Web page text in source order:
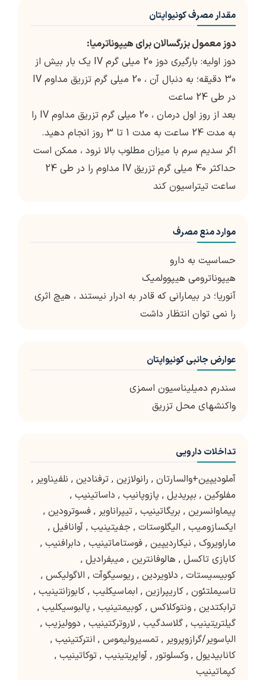
مقدار مصرف کونیواپتان
دوز معمول بزرگسالان برای هیپوناترمیا:
دوز اولیه: بارگیری دوز 20 میلی گرم IV یک بار بیش از
30 دقیقه؛ به دنبال آن ، 20 میلی گرم تزریق مداوم IV
در طی 24 ساعت
بعد از روز اول درمان ، 20 میلی گرم تزریق مداوم IV را
به مدت 24 ساعت به مدت 1 تا 3 روز انجام دهید.
اگر سدیم سرم با میزان مطلوب بالا نرود ، ممکن است
حداکثر 40 میلی گرم تزریق IV مداوم را در طی 24
ساعت تیتراسیون کند
موارد منع مصرف
حساسیت به دارو
هیپوناترومی هیپوولمیک
آنوریا؛ در بیمارانی که قادر به ادرار نیستند ، هیچ اثری
را نمی توان انتظار داشت
عوارض جانبی کونیواپتان
سندرم دمیلیناسیون اسمزی
واکنشهای محل تزریق
تداخلات دارویی
آملودیپین+والسارتان , رانولازین , ترفنادین , نلفیناویر ,
مفلوکین , بپریدیل , پازوپانیب , داساتینیب ,
پیماوانسرین , بریگاتینیب , تیپراناویر , فسوترودین ,
ایکسازومیب , الیگلوستات , جفیتینیب , آوانافیل ,
ماراویروک , نیکاردیپین , فوستاماتینیب , دابرافنیب ,
کابازی تاکسل , هالوفانترین , میبفرادیل ,
کوبیسیستات , دلاویردین , ریوسیگوآت , الاگولیکس ,
تاسیملتئون , کاریپرازین , ابماسیکلیب , کابوزانتینیب ,
ترابکتدین , ونتوکلاکس , کوبیمتینیب , پالبوسیکلیب ,
گیلتریتینیب , گلاسدگیب , لاروترکتینیب , دوولیزیب ,
الباسویر/گرازوپرویر , تمسیرولیموس , انترکتینیب ,
کانابیدیول , وکسلوتور , آواپریتینیب , توکاتینیب ,
کپماتینیب